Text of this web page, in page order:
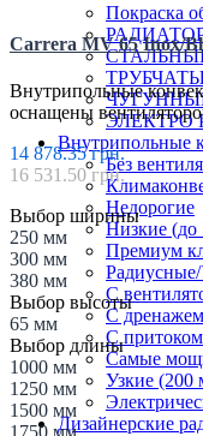
Покраска
ЭЛЕКТРО
Внутрипольные
Без
Недорогие
Низкие (до
Премиум
С
С дренажем
С притоком
Самые
Узкие (200
Дизайнерские
Carrera MV 65 Inox/
Внутрипольные
оснащены
14 878.35 грн.
16 531.50 грн.
Выбор ширины
250 мм
300 мм
380 мм
Выбор высоты
65 мм
Выбор длины
1000 мм
1250 мм
1500 мм
1750 мм